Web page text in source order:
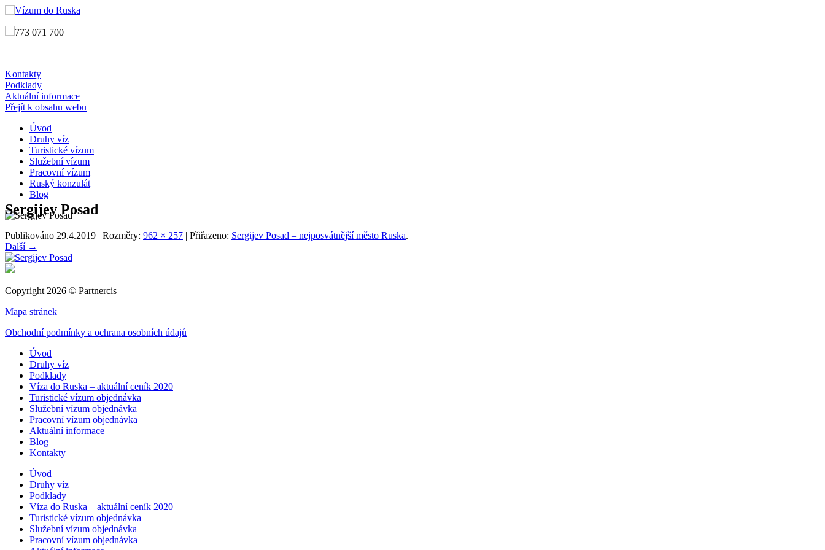
773 071 700
Kontakty
Podklady
Aktuální informace
Přejít k obsahu webu
Úvod
Druhy víz
Turistické vízum
Služební vízum
Pracovní vízum
Ruský konzulát
Blog
Sergijev Posad
Publikováno 29.4.2019 | Rozměry: 962 × 257 | Přiřazeno: Sergijev Posad – nejposvátnější město Ruska.
Další →
Copyright 2026 © Partnercis
Mapa stránek
Obchodní podmínky a ochrana osobních údajů
Úvod
Druhy víz
Podklady
Víza do Ruska – aktuální ceník 2020
Turistické vízum objednávka
Služební vízum objednávka
Pracovní vízum objednávka
Aktuální informace
Blog
Kontakty
Úvod
Druhy víz
Podklady
Víza do Ruska – aktuální ceník 2020
Turistické vízum objednávka
Služební vízum objednávka
Pracovní vízum objednávka